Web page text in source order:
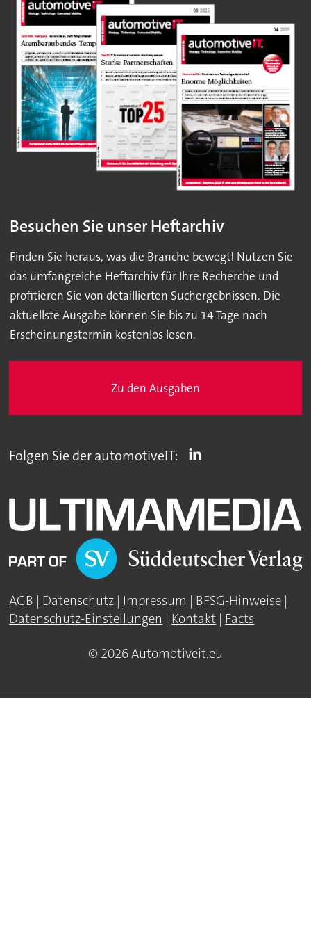
Besuchen Sie unser Heftarchiv
Finden Sie heraus, was die Branche bewegt! Nutzen Sie
das umfangreiche Heftarchiv für Ihre Recherche und
profitieren Sie von detaillierten Suchergebnissen. Die
aktuellste Ausgabe können Sie bis zu 14 Tage nach
Erscheinungstermin kostenlos lesen.
Zu den Ausgaben
Folgen Sie der automotiveIT:
AGB | Datenschutz | Impressum | BFSG-Hinweise |
Datenschutz-Einstellungen | Kontakt | Facts
© 2026 Automotiveit.eu